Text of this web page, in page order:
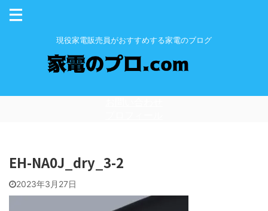
現役家電販売員がおすすめする家電のブログ
EH-NA0J_dry_3-2
2023年3月27日